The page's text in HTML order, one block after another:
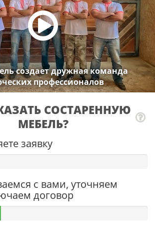
создает дружная команда
профессионалов
СОСТАРЕННУЮ
МЕБЕЛЬ?
заявку
с вами, уточняем
договор